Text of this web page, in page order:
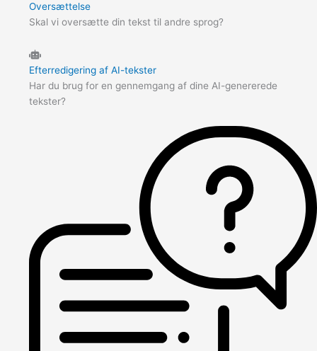
Oversættelse
Skal vi oversætte din tekst til andre sprog?
Efterredigering af AI-tekster
Har du brug for en gennemgang af dine AI-genererede
tekster?